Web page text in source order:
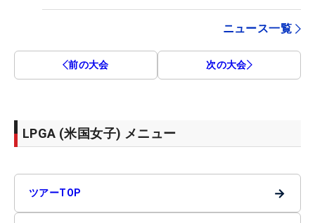
ニュース一覧
前の大会 次の大会
LPGA (米国女子) メニュー
ツアーTOP →